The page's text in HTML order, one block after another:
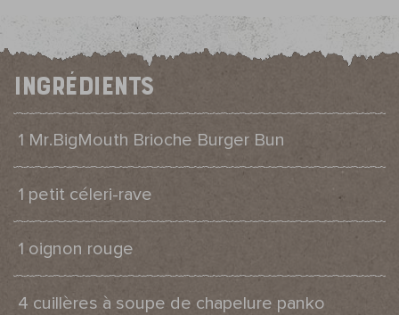
Ingrédients
1 Mr.BigMouth Brioche Burger Bun
1 petit céleri-rave
1 oignon rouge
4 cuillères à soupe de chapelure panko